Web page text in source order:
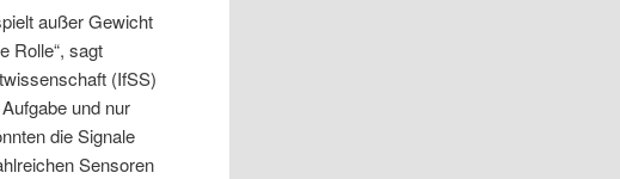
außer Gewicht
Rolle“, sagt
(IfSS)
und nur
die Signale
Sensoren